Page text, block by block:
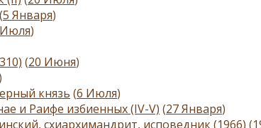
(5 Января)
)
(20 Июня)
князь (6 Июля)
и Раифе избиенных (IV-V) (27 Января)
схиархимандрит, исповедник (1966) (